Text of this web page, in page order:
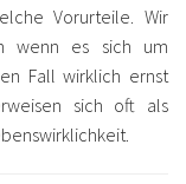
Vorurteile. Wir
wenn es sich um
Fall wirklich ernst
sich oft als